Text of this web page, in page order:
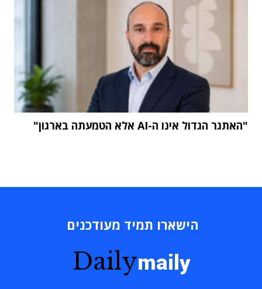
"האתגר הגדול אינו ה-AI אלא הטמעתה בארגון"
הישארו תמיד מעודכנים
Dailymaily